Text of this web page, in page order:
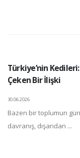
Türkiye’nin
Çeken Bir İlişki
30.06.2026
Bazen bir toplumun
davranış, dışarıdan ...